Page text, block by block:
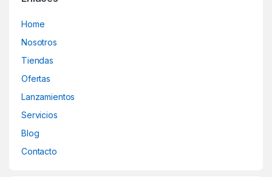
Home
Nosotros
Tiendas
Ofertas
Lanzamientos
Servicios
Blog
Contacto